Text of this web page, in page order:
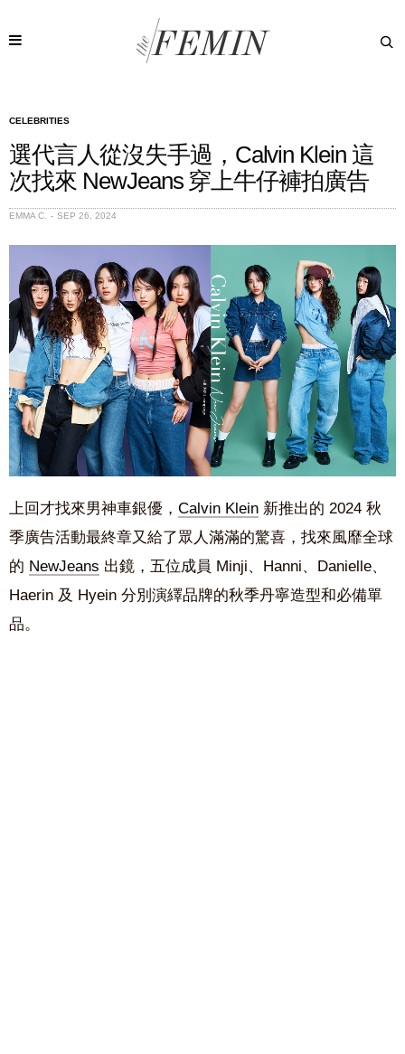
CELEBRITIES
選代言人從沒失手過，Calvin Klein 這
次找來 NewJeans 穿上牛仔褲拍廣告
EMMA C. SEP 26, 2024
上回才找來男神車銀優， Calvin Klein 新推出的 2024 秋
季廣告活動最終章又給了眾人滿滿的驚喜，找來風靡全球
的 NewJeans 出鏡，五位成員 Minji、Hanni、Danielle、
Haerin 及 Hyein 分別演繹品牌的秋季丹寧造型和必備單
品。